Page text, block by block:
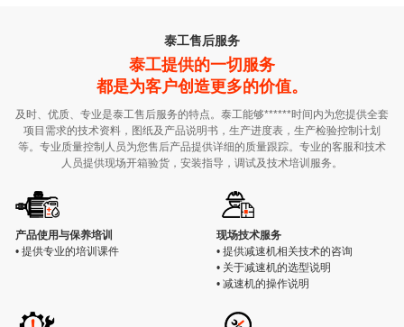
泰工售后服务
泰工提供的一切服务
都是为客户创造更多的价值。
及时、优质、专业是泰工售后服务的特点。泰工能够******时间内为您提供全套
项目需求的技术资料，图纸及产品说明书，生产进度表，生产检验控制计划
等。专业质量控制人员为您售后产品提供详细的质量跟踪。专业的客服和技术
人员提供现场开箱验货，安装指导，调试及技术培训服务。
产品使用与保养培训
• 提供专业的培训课件
现场技术服务
• 提供减速机相关技术的咨询
• 关于减速机的选型说明
• 减速机的操作说明